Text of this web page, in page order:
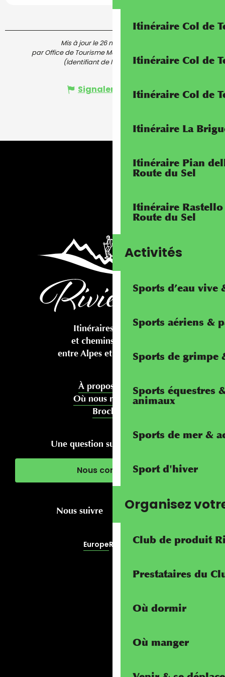
Itinéraire Col de
Itinéraire Col de
Itinéraire Col de
Itinéraire La
Itinéraire Pian
Route du Sel
Itinéraire
Route du Sel
Activités
Sports d’eau vive
Sports aériens &
Sports de grimpe
Sports équestres
animaux
Sports de mer &
Sport d'hiver
Organisez
Club de produit
Prestataires du
Où dormir
Où manger
Mis à jour le 26 mars 2025 à 15:28
par Office de Tourisme Menton, Riviera & Merveilles
(Identifiant de l'offre :
5729995)
Signaler une erreur
Itinéraires cyclables
et chemins pédestres
entre Alpes et Méditerranée
À propos de nous
Où nous rencontrer
Brochures
Une question sur votre séjour ?
Nous contacter
Nous suivre
EuropeRivierALP